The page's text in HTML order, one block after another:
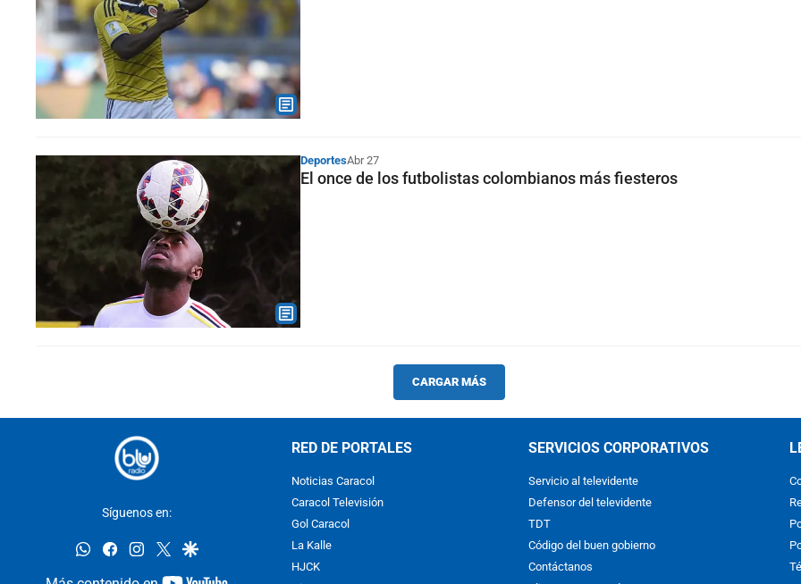
DeportesAbr 27
El once de los futbolistas colombianos más fiesteros
CARGAR MÁS
Síguenos en:
whatsappfacebookinstagram
twittergoogle
RED DE PORTALES
Noticias Caracol
Caracol Televisión
Gol Caracol
La Kalle
HJCK
SERVICIOS CORPORATIVOS
Servicio al televidente
Defensor del televidente
TDT
Código del buen gobierno
Contáctanos